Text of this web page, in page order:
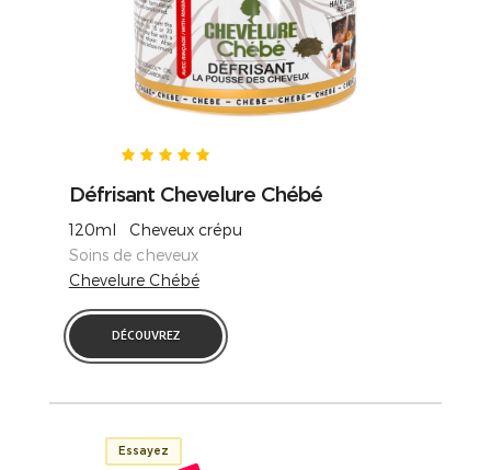
Défrisant Chevelure Chébé
120ml Cheveux crépu
Soins de cheveux
Chevelure Chébé
DÉCOUVREZ
Essayez